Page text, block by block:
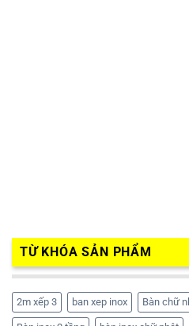
TỪ KHÓA SẢN PHẨM
2m xếp 3 ban xep inox Bàn chữ